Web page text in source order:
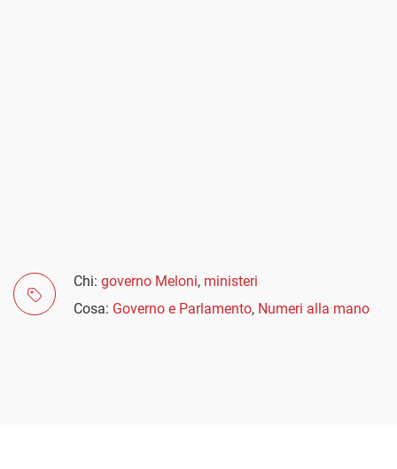
Chi: governo Meloni, ministeri
Cosa: Governo e Parlamento, Numeri alla mano